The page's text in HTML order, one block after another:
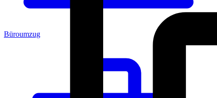
Büroumzug